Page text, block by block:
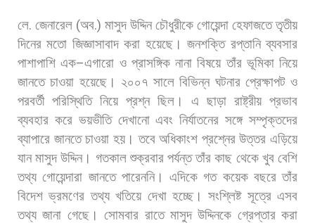
লে. জেনারেল (অব.) মাসুদ উদ্দিন চৌধুরীকে গোয়েন্দা হেফাজতে তৃতীয়
দিনের মতো জিজ্ঞাসাবাদ করা হয়েছে। জনশক্তি রপ্তানি ব্যবসার
পাশাপাশি এক–এগারো ও প্রাসঙ্গিক নানা বিষয়ে তাঁর ভূমিকা নিয়ে
জানতে চাওয়া হয়েছে। ২০০৭ সালে বিভিন্ন ঘটনার প্রেক্ষাপট ও
পরবর্তী পরিস্থিতি নিয়ে প্রশ্ন ছিল। এ ছাড়া রাষ্ট্রীয় প্রভাব
ব্যবহার করে ভয়ভীতি দেখানো এবং নির্যাতনের সঙ্গে সম্পৃক্তদের
ব্যাপারে জানতে চাওয়া হয়। তবে অধিকাংশ প্রশ্নের উত্তর এড়িয়ে
যান মাসুদ উদ্দিন। গতকাল শুক্রবার পর্যন্ত তাঁর কাছ থেকে খুব বেশি
তথ্য গোয়েন্দারা জানতে পারেননি। এদিকে গত কয়েক বছরে তাঁর
বিদেশ ভ্রমণের তথ্য খতিয়ে দেখা হচ্ছে। সংশ্লিষ্ট সূত্রে এসব
তথ্য জানা গেছে। সোমবার রাতে মাসুদ উদ্দিনকে গ্রেপ্তার করা